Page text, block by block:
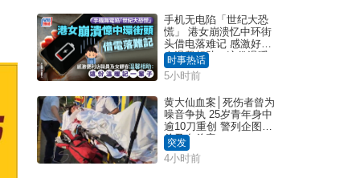
手机无电陷「世纪大恐
慌」 港女崩溃忆中环街
头借电落难记 感激好心
人温馨相助：这份温暖
记一辈子｜Juicy叮
时事热话
5小时前
黄大仙血案│死伤者曾为
噪音争执 25岁青年身中
逾10刀重创 警列企图谋
杀及自杀案
突发
4小时前